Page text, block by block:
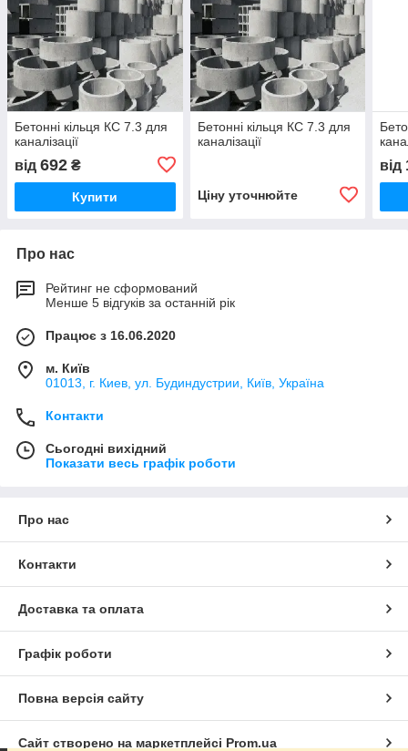
Бетонні кільця КС 7.3 для
каналізації
від 692 ₴
Купити
Бетонні кільця КС 7.3 для
каналізації
Ціну уточнюйте
від
Про нас
Рейтинг не сформований
Менше 5 відгуків за останній рік
Працює з 16.06.2020
м. Київ
01013, г. Киев, ул. Будиндустрии, Київ, Україна
Контакти
Сьогодні вихідний
Показати весь графік роботи
Про нас
Контакти
Доставка та оплата
Графік роботи
Повна версія сайту
Сайт створено на маркетплейсі Prom.ua